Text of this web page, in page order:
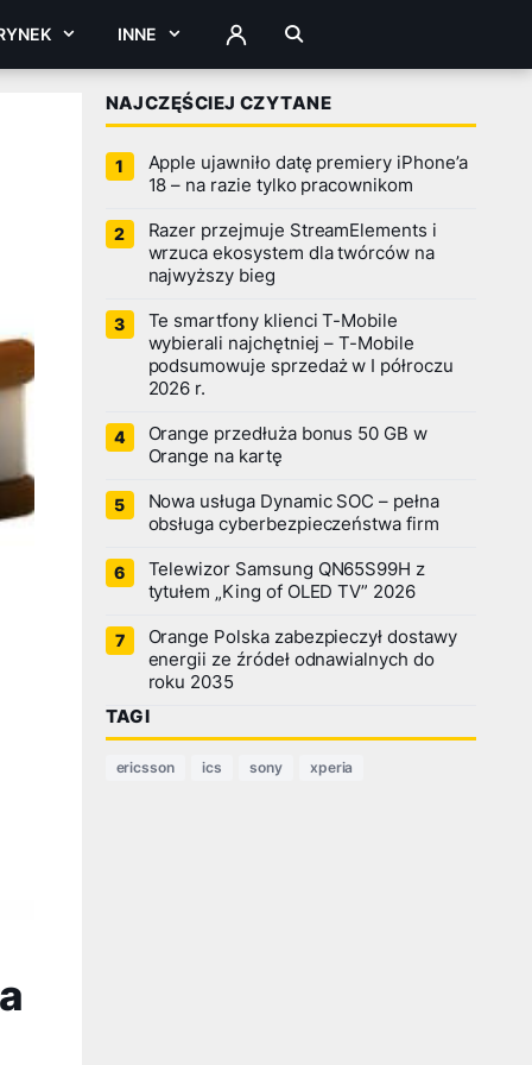
INNE ZALOGUJ
NAJCZĘŚCIEJ CZYTANE
Apple ujawniło datę premiery iPhone’a
18 – na razie tylko pracownikom
Razer przejmuje StreamElements i
wrzuca ekosystem dla twórców na
najwyższy bieg
Te smartfony klienci T-Mobile
wybierali najchętniej – T-Mobile
podsumowuje sprzedaż w I półroczu
2026 r.
Orange przedłuża bonus 50 GB w
Orange na kartę
Nowa usługa Dynamic SOC – pełna
obsługa cyberbezpieczeństwa firm
Telewizor Samsung QN65S99H z
tytułem „King of OLED TV” 2026
Orange Polska zabezpieczył dostawy
energii ze źródeł odnawialnych do
roku 2035
TAGI
ericsson ics sony xperia